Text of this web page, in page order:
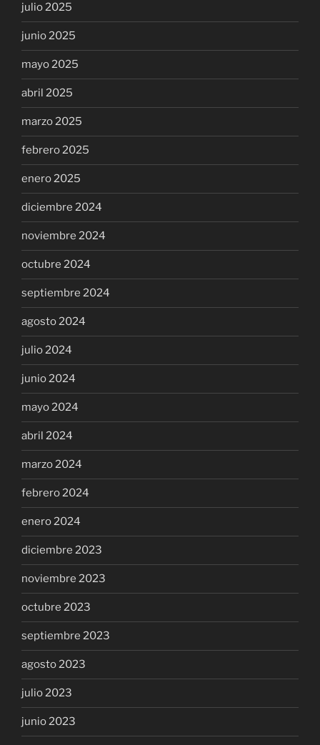
julio 2025
junio 2025
mayo 2025
abril 2025
marzo 2025
febrero 2025
enero 2025
diciembre 2024
noviembre 2024
octubre 2024
septiembre 2024
agosto 2024
julio 2024
junio 2024
mayo 2024
abril 2024
marzo 2024
febrero 2024
enero 2024
diciembre 2023
noviembre 2023
octubre 2023
septiembre 2023
agosto 2023
julio 2023
junio 2023